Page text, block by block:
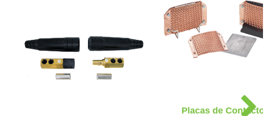
Placas de Contacto
e